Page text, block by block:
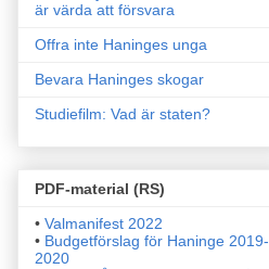
är värda att försvara
Offra inte Haninges unga
Bevara Haninges skogar
Studiefilm: Vad är staten?
PDF-material (RS)
• Valmanifest 2022
• Budgetförslag för Haninge 2019-
2020